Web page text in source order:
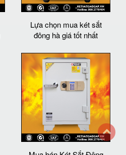
Lựa chọn mua két sắt
đông hà giá tốt nhất